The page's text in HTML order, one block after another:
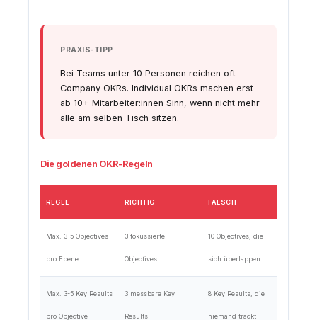
PRAXIS-TIPP
Bei Teams unter 10 Personen reichen oft
Company OKRs. Individual OKRs machen erst
ab 10+ Mitarbeiter:innen Sinn, wenn nicht mehr
alle am selben Tisch sitzen.
Die goldenen OKR-Regeln
REGEL RICHTIG FALSCH
Max. 3-5 Objectives
pro Ebene
3 fokussierte
Objectives
10 Objectives, die
sich überlappen
Max. 3-5 Key Results
pro Objective
3 messbare Key
Results
8 Key Results, die
niemand trackt